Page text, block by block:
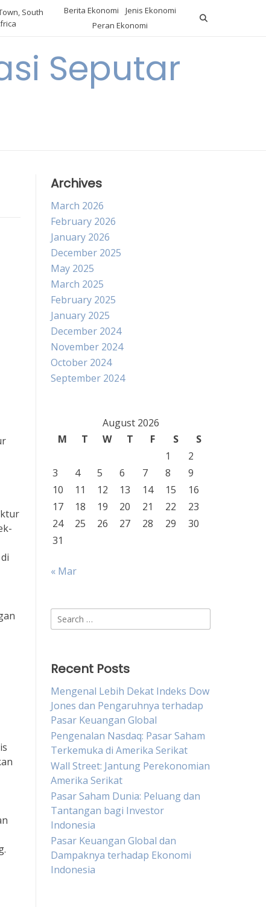
South
Berita Ekonomi
Jenis Ekonomi
Peran Ekonomi
Seputar
Archives
March 2026
February 2026
January 2026
December 2025
May 2025
March 2025
February 2025
January 2025
December 2024
November 2024
October 2024
September 2024
August 2026
M
T W T F S
S
1
2
3
4 5 6 7 8
9
10
11 12 13 14 15
16
17
18 19 20 21 22
23
24
25 26 27 28 29
30
31
« Mar
Search
for:
Recent Posts
Mengenal Lebih Dekat Indeks Dow
Jones dan Pengaruhnya terhadap
Pasar Keuangan Global
Pengenalan Nasdaq: Pasar Saham
Terkemuka di Amerika Serikat
Wall Street: Jantung Perekonomian
Amerika Serikat
Pasar Saham Dunia: Peluang dan
Tantangan bagi Investor
Indonesia
Pasar Keuangan Global dan
Dampaknya terhadap Ekonomi
Indonesia